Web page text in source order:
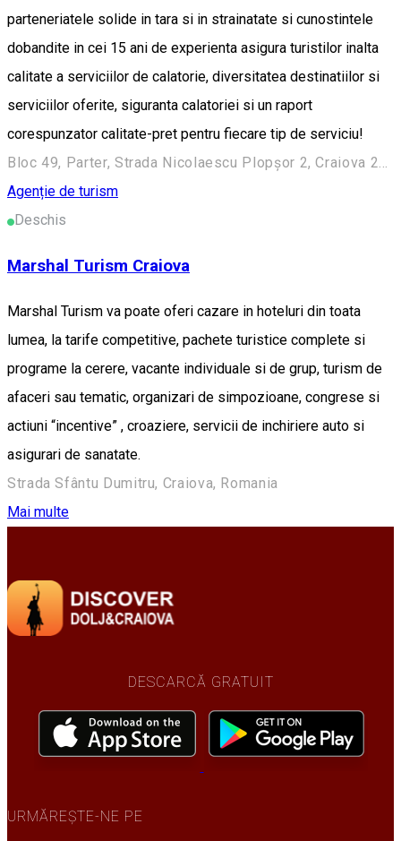
parteneriatele solide in tara si in strainatate si cunostintele
dobandite in cei 15 ani de experienta asigura turistilor inalta
calitate a serviciilor de calatorie, diversitatea destinatiilor si
serviciilor oferite, siguranta calatoriei si un raport
corespunzator calitate-pret pentru fiecare tip de serviciu!
Bloc 49, Parter, Strada Nicolaescu Plopşor 2, Craiova 200733, Romania
Agenție de turism
Deschis
Marshal Turism Craiova
Marshal Turism va poate oferi cazare in hoteluri din toata
lumea, la tarife competitive, pachete turistice complete si
programe la cerere, vacante individuale si de grup, turism de
afaceri sau tematic, organizari de simpozioane, congrese si
actiuni “incentive” , croaziere, servicii de inchiriere auto si
asigurari de sanatate.
Strada Sfântu Dumitru, Craiova, Romania
Mai multe
DESCARCĂ GRATUIT
URMĂREȘTE-NE PE